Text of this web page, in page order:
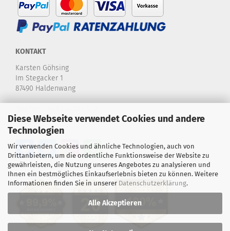
Diese Webseite verwendet Cookies und andere
Technologien
Wir verwenden Cookies und ähnliche Technologien, auch von
Drittanbietern, um die ordentliche Funktionsweise der Website zu
gewährleisten, die Nutzung unseres Angebotes zu analysieren und
Ihnen ein bestmögliches Einkaufserlebnis bieten zu können. Weitere
Informationen finden Sie in unserer Datenschutzerklärung.
Alle Akzeptieren
KONTAKT
Karsten Göhsing
Im Stegacker 1
87490 Haldenwang
E-Mail:info@karstensdartshop.de